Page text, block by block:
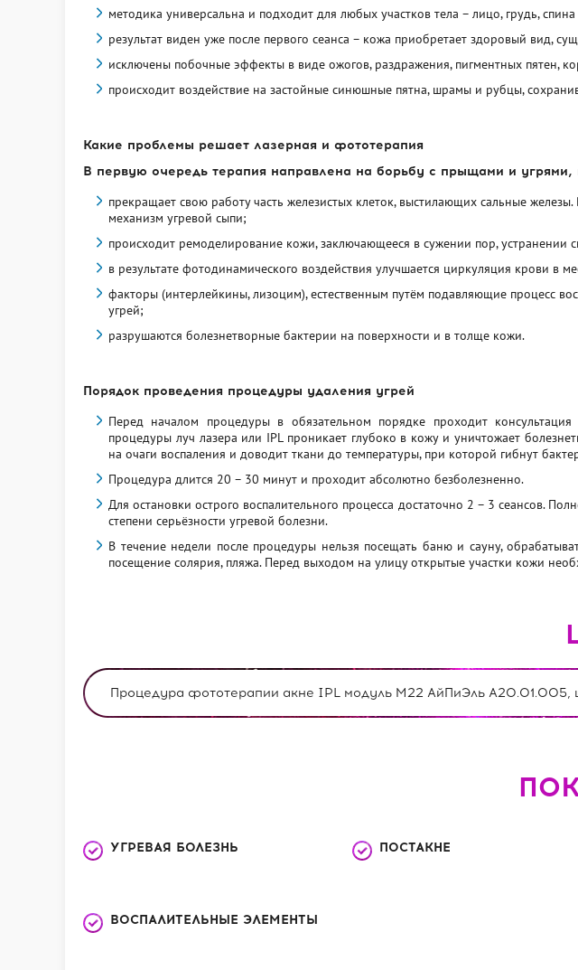
методика универсальна и подходит для любых участков тела – лицо, грудь, спина
результат виден уже после первого сеанса – кожа приобретает здоровый вид,
исключены побочные эффекты в виде ожогов, раздражения, пигментных пятен,
происходит воздействие на застойные синюшные пятна, шрамы и рубцы,
Какие проблемы решает лазерная и фототерапия
В первую очередь терапия направлена на борьбу с прыщами и
прекращает свою работу часть железистых клеток, выстилающих сальные
механизм угревой сыпи;
происходит ремоделирование кожи, заключающееся в сужении пор,
в результате фотодинамического воздействия улучшается циркуляция крови в
факторы (интерлейкины, лизоцим), естественным путём подавляющие процесс
угрей;
разрушаются болезнетворные бактерии на поверхности и в толще кожи.
Порядок проведения процедуры удаления угрей
Перед началом процедуры в обязательном порядке проходит
процедуры луч лазера или IPL проникает глубоко в кожу и уничтожает
на очаги воспаления и доводит ткани до температуры, при которой гибнут
Процедура длится 20 – 30 минут и проходит абсолютно безболезненно.
Для остановки острого воспалительного процесса достаточно 2 – 3 сеансов.
степени серьёзности угревой болезни.
В течение недели после процедуры нельзя посещать баню и сауну,
посещение солярия, пляжа. Перед выходом на улицу открытые участки кожи
Процедура фототерапии акне IPL модуль М22 АйПиЭль А20.01.005,
УГРЕВАЯ БОЛЕЗНЬ ПОСТАКНЕ
ВОСПАЛИТЕЛЬНЫЕ ЭЛЕМЕНТЫ